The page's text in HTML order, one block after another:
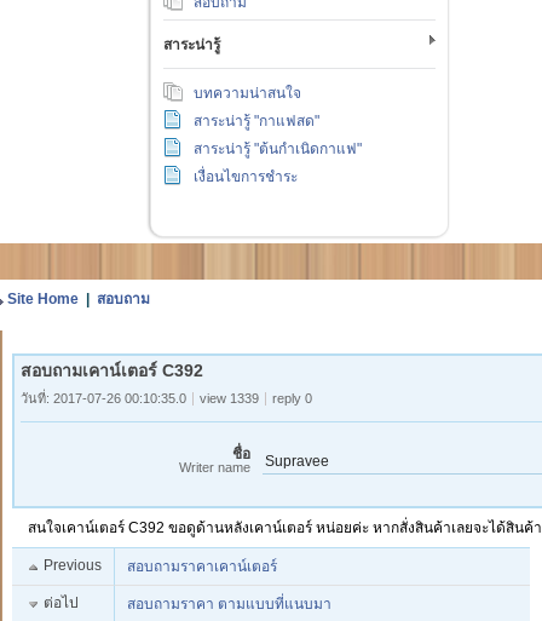
สาระน่ารู้
บทความน่าสนใจ
สาระน่ารู้ "กาแฟสด"
สาระน่ารู้ "ต้นกำเนิดกาแฟ"
เงื่อนไขการชำระ
Site Home สอบถาม
สอบถามเคาน์เตอร์ C392
วันที่: 2017-07-26 00:10:35.0 view 1339 reply 0
ชื่อ
Writer name Supravee
สนใจเคาน์เตอร์ C392 ขอดูด้านหลังเคาน์เตอร์ หน่อยค่ะ หากสั่งสินค้าเลยจะได้สิน
Previous สอบถามราคาเคาน์เตอร์
ต่อไป สอบถามราคา ตามแบบที่แนบมา